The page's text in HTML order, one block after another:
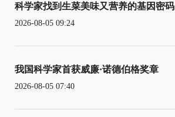
科学家找到生菜美味又营养的基因密码
2026-08-05 09:24
我国科学家首获威廉·诺德伯格奖章
2026-08-05 07:40